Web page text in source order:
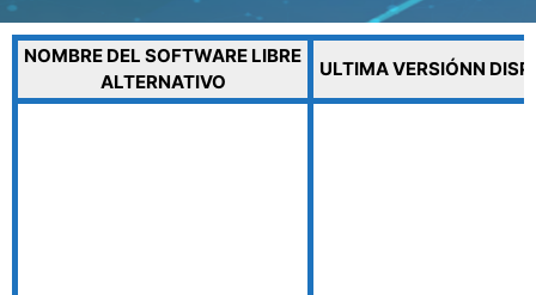
NOMBRE DEL SOFTWARE LIBRE
ALTERNATIVO
ULTIMA VERSIÓNN